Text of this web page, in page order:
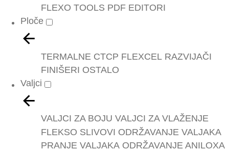
FLEXO TOOLS PDF EDITORI
Ploče
TERMALNE CTCP FLEXCEL RAZVIJAČI
FINIŠERI OSTALO
Valjci
VALJCI ZA BOJU VALJCI ZA VLAŽENJE
FLEKSO SLIVOVI ODRŽAVANJE VALJAKA
PRANJE VALJAKA ODRŽAVANJE ANILOXA